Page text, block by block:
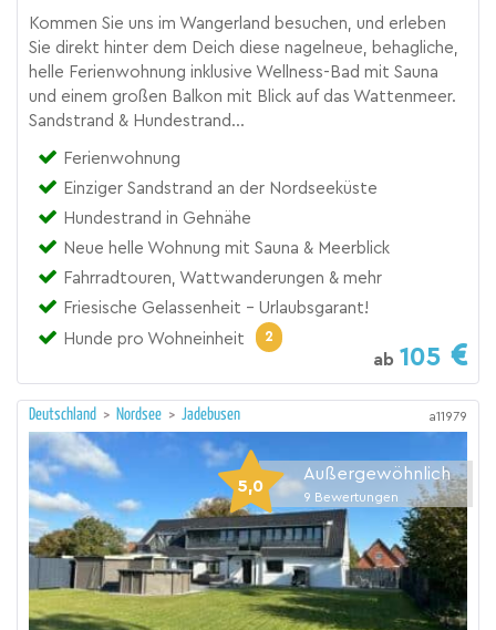
Kommen Sie uns im Wangerland besuchen, und erleben
Sie direkt hinter dem Deich diese nagelneue, behagliche,
helle Ferienwohnung inklusive Wellness-Bad mit Sauna
und einem großen Balkon mit Blick auf das Wattenmeer.
Sandstrand & Hundestrand...
Ferienwohnung
Einziger Sandstrand an der Nordseeküste
Hundestrand in Gehnähe
Neue helle Wohnung mit Sauna & Meerblick
Fahrradtouren, Wattwanderungen & mehr
Friesische Gelassenheit - Urlaubsgarant!
Hunde pro Wohneinheit
2
ab 105
Deutschland > Nordsee > Jadebusen a11979
5,0
Außergewöhnlich
9 Bewertungen